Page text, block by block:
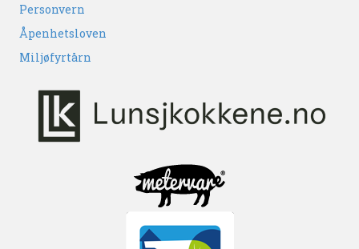
Personvern
Åpenhetsloven
Miljøfyrtårn